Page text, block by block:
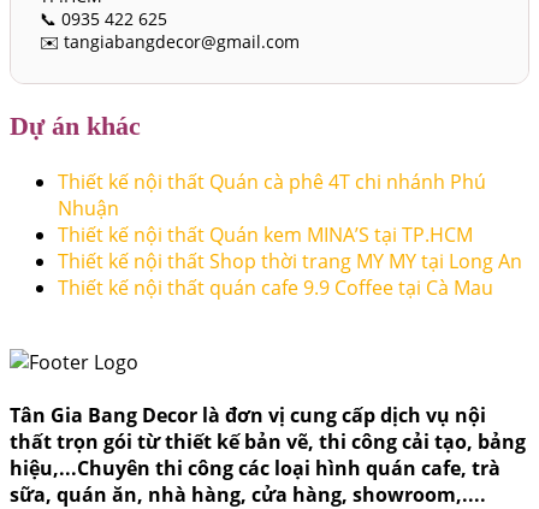
📞 0935 422 625
✉️ tangiabangdecor@gmail.com
Dự án khác
Thiết kế nội thất Quán cà phê 4T chi nhánh Phú
Nhuận
Thiết kế nội thất Quán kem MINA’S tại TP.HCM
Thiết kế nội thất Shop thời trang MY MY tại Long An
Thiết kế nội thất quán cafe 9.9 Coffee tại Cà Mau
Tân Gia Bang Decor là đơn vị cung cấp dịch vụ nội
thất trọn gói từ thiết kế bản vẽ, thi công cải tạo, bảng
hiệu,...Chuyên thi công các loại hình quán cafe, trà
sữa, quán ăn, nhà hàng, cửa hàng, showroom,....